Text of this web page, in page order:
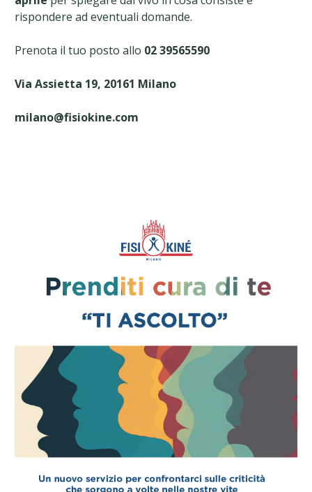
rispondere ad eventuali domande.
Prenota il tuo posto allo 02 39565590
Via Assietta 19, 20161 Milano
milano@fisiokine.com